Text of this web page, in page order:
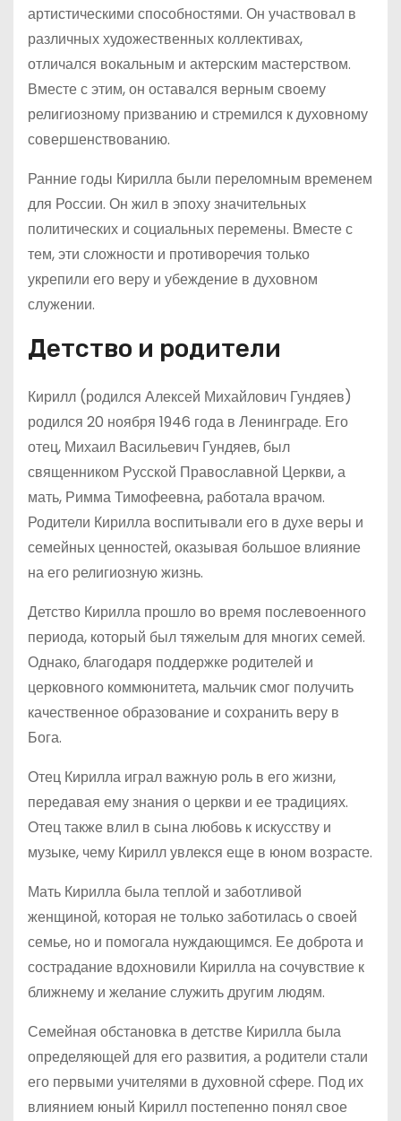
артистическими способностями. Он участвовал в
различных художественных коллективах,
отличался вокальным и актерским мастерством.
Вместе с этим, он оставался верным своему
религиозному призванию и стремился к духовному
совершенствованию.
Ранние годы Кирилла были переломным временем
для России. Он жил в эпоху значительных
политических и социальных перемены. Вместе с
тем, эти сложности и противоречия только
укрепили его веру и убеждение в духовном
служении.
Детство и родители
Кирилл (родился Алексей Михайлович Гундяев)
родился 20 ноября 1946 года в Ленинграде. Его
отец, Михаил Васильевич Гундяев, был
священником Русской Православной Церкви, а
мать, Римма Тимофеевна, работала врачом.
Родители Кирилла воспитывали его в духе веры и
семейных ценностей, оказывая большое влияние
на его религиозную жизнь.
Детство Кирилла прошло во время послевоенного
периода, который был тяжелым для многих семей.
Однако, благодаря поддержке родителей и
церковного коммюнитета, мальчик смог получить
качественное образование и сохранить веру в
Бога.
Отец Кирилла играл важную роль в его жизни,
передавая ему знания о церкви и ее традициях.
Отец также влил в сына любовь к искусству и
музыке, чему Кирилл увлекся еще в юном возрасте.
Мать Кирилла была теплой и заботливой
женщиной, которая не только заботилась о своей
семье, но и помогала нуждающимся. Ее доброта и
сострадание вдохновили Кирилла на сочувствие к
ближнему и желание служить другим людям.
Семейная обстановка в детстве Кирилла была
определяющей для его развития, а родители стали
его первыми учителями в духовной сфере. Под их
влиянием юный Кирилл постепенно понял свое